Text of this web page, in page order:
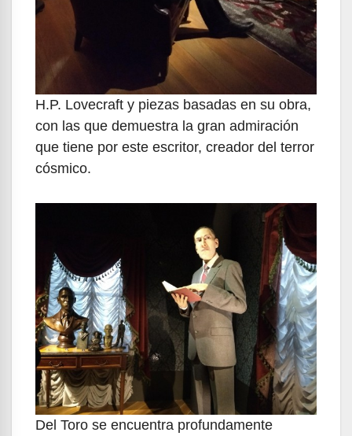
H.P. Lovecraft y piezas basadas en su obra,
con las que demuestra la gran admiración
que tiene por este escritor, creador del terror
cósmico.
Del Toro se encuentra profundamente